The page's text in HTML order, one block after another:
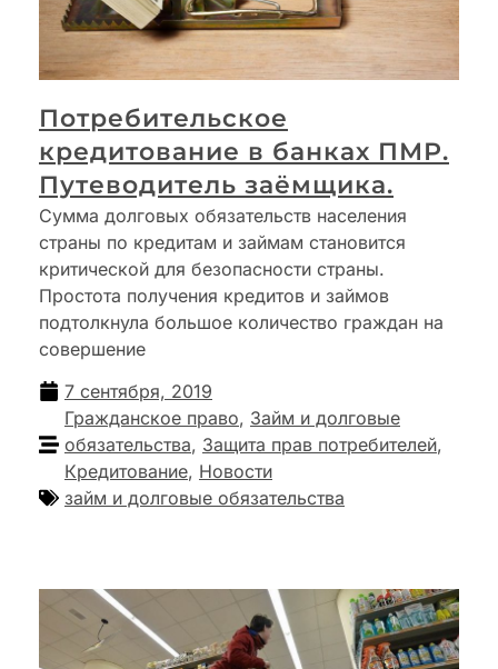
Потребительское
кредитование в банках ПМР.
Путеводитель заёмщика.
Сумма долговых обязательств населения
страны по кредитам и займам становится
критической для безопасности страны.
Простота получения кредитов и займов
подтолкнула большое количество граждан на
совершение
7 сентября, 2019
Гражданское право, Займ и долговые
обязательства, Защита прав потребителей,
Кредитование, Новости
займ и долговые обязательства